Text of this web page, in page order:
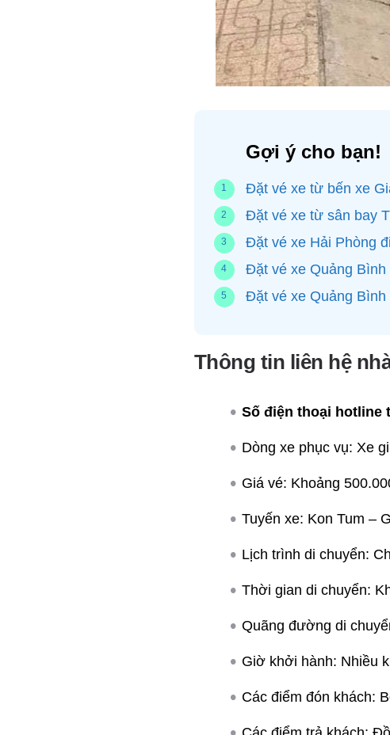
Gợi ý cho bạn!
Đặt vé xe từ bến xe
Đặt vé xe từ sân bay
Đặt vé xe Hải Phòng
Đặt vé xe Quảng
Đặt vé xe Quảng
Thông tin liên hệ
Số điện thoại hotline
Dòng xe phục vụ: Xe
Giá vé: Khoảng
Tuyến xe: Kon Tum –
Lịch trình di chuyển:
Thời gian di chuyển:
Quãng đường di
Giờ khởi hành: Nhiều
Các điểm đón khách: